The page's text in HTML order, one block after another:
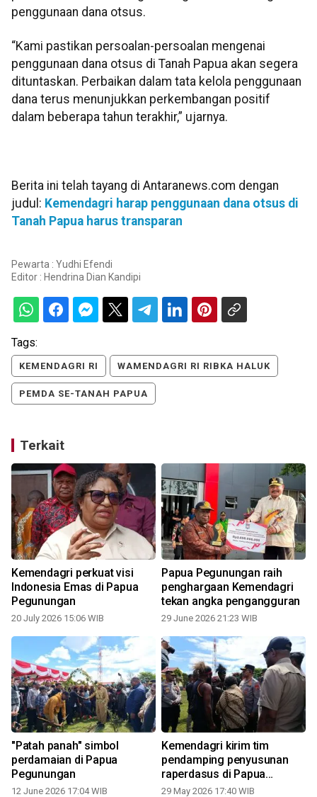
penggunaan dana otsus.
“Kami pastikan persoalan-persoalan mengenai
penggunaan dana otsus di Tanah Papua akan segera
dituntaskan. Perbaikan dalam tata kelola penggunaan
dana terus menunjukkan perkembangan positif
dalam beberapa tahun terakhir,” ujarnya.
Berita ini telah tayang di Antaranews.com dengan
judul: Kemendagri harap penggunaan dana otsus di
Tanah Papua harus transparan
Pewarta : Yudhi Efendi
Editor : Hendrina Dian Kandipi
Tags:
KEMENDAGRI RI WAMENDAGRI RI RIBKA HALUK
PEMDA SE-TANAH PAPUA
Terkait
Kemendagri perkuat visi
Indonesia Emas di Papua
Pegunungan
20 July 2026 15:06 WIB
Papua Pegunungan raih
penghargaan Kemendagri
tekan angka pengangguran
29 June 2026 21:23 WIB
"Patah panah" simbol
perdamaian di Papua
Pegunungan
12 June 2026 17:04 WIB
Kemendagri kirim tim
pendamping penyusunan
raperdasus di Papua
Pegunungan
29 May 2026 17:40 WIB